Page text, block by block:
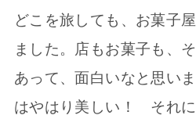
どこを旅しても、お菓子
ました。店もお菓子も、
あって、面白いなと思い
はやはり美しい！ それ